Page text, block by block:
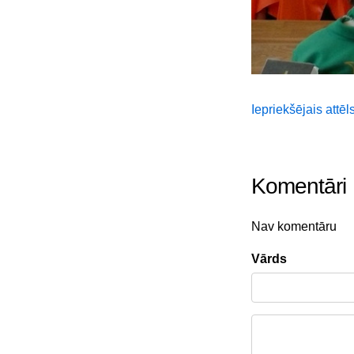
Iepriekšējais
Komentāri
Nav komentāru
Vārds